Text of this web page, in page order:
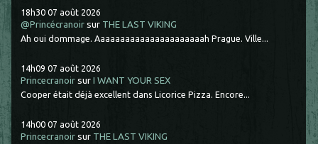
18h30 07 août 2026
@Princécranoir sur THE LAST VIKING
Ah oui dommage. Aaaaaaaaaaaaaaaaaaaaaah Prague. Ville...
14h09 07 août 2026
Princecranoir surI WANT YOUR SEX
Cooper était déjà excellent dans Licorice Pizza. Encore...
14h00 07 août 2026
Princecranoir sur THE LAST VIKING